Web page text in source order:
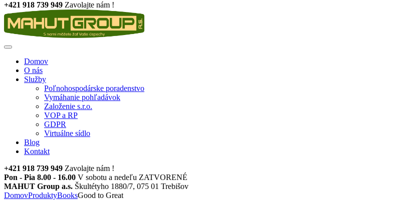
+421 918 739 949 Zavolajte nám !
Domov
O nás
Služby
Poľnohospodárske poradenstvo
Vymáhanie pohľadávok
Založenie s.r.o.
VOP a RP
GDPR
Virtuálne sídlo
Blog
Kontakt
+421 918 739 949 Zavolajte nám !
Pon - Pia 8.00 - 16.00 V sobotu a nedeľu ZATVORENÉ
MAHUT Group a.s. Škultétyho 1880/7, 075 01 Trebišov
DomovProduktyBooksGood to Great